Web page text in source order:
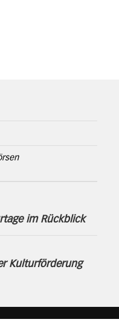
im Rückblick
Kulturförderung